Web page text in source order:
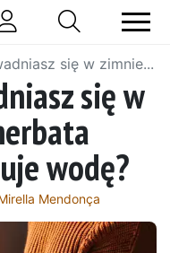
się w zimnie...
się w
wodę?
Mendonça